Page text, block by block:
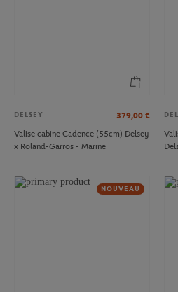
DELSEY 379,00 €
Valise cabine Cadence (55cm) Delsey
x Roland-Garros - Marine
NOUVEAU